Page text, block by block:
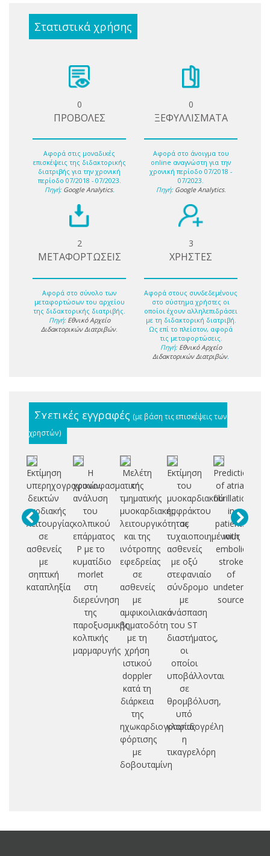
Στατιστικά χρήσης
0
ΠΡΟΒΟΛΕΣ
Αφορά στις μοναδικές
επισκέψεις της διδακτορικής
διατριβής για την χρονική
περίοδο 07/2018 - 07/2023.
Πηγή: Google Analytics.
0
ΞΕΦΥΛΛΙΣΜΑΤΑ
Αφορά στο άνοιγμα του
online αναγνώστη για την
χρονική περίοδο 07/2018 -
07/2023.
Πηγή: Google Analytics.
2
ΜΕΤΑΦΟΡΤΩΣΕΙΣ
Αφορά στο σύνολο των
μεταφορτώσων του αρχείου
της διδακτορικής διατριβής.
Πηγή: Εθνικό Αρχείο
Διδακτορικών Διατριβών.
3
ΧΡΗΣΤΕΣ
Αφορά στους συνδεδεμένους
στο σύστημα χρήστες οι
οποίοι έχουν αλληλεπιδράσει
με τη διδακτορική διατριβή.
Ως επί το πλείστον, αφορά
τις μεταφορτώσεις.
Πηγή: Εθνικό Αρχείο
Διδακτορικών Διατριβών.
Σχετικές εγγραφές (με βάση τις επισκέψεις των
χρηστών)
Εκτίμηση
υπερηχογραφικών
δεικτών
καρδιακής
λειτουργίας
σε
ασθενείς
με
σηπτική
καταπληξία
Η
χρονοφασματική
ανάλυση
του
κολπικού
επάρματος
P με το
κυματίδιο
morlet
στη
διερεύνηση
της
παροξυσμικής
κολπικής
μαρμαρυγής
Μελέτη
της
τμηματικής
μυοκαρδιακής
λειτουργικότητας
και της
ινότροπης
εφεδρείας
σε
ασθενείς
με
αμφικοιλιακό
βηματοδότη
με τη
χρήση
ιστικού
doppler
κατά τη
διάρκεια
της
ηχωκαρδιογραφίας
φόρτισης
με
δοβουταμίνη
Εκτίμηση
του
μυοκαρδιακού
εμφράκτου
σε
τυχαιοποιημένους
ασθενείς
με οξύ
στεφανιαίο
σύνδρομο
με
ανάσπαση
του ST
διαστήματος,
οι
οποίοι
υποβάλλονται
σε
θρομβόλυση,
υπό
κλοπιδογρέλη
η
τικαγρελόρη
Prediction
of atrial
fibrillation
in
patients
with
embolic
stroke
of
undetermined
source